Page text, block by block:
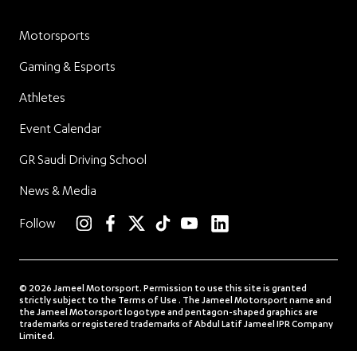
Motorsports
Gaming & Esports
Athletes
Event Calendar
GR Saudi Driving School
News & Media
Follow
© 2026 Jameel Motorsport. Permission to use this site is granted
strictly subject to the Terms of Use . The Jameel Motorsport name and
the Jameel Motorsport logotype and pentagon-shaped graphics are
trademarks or registered trademarks of Abdul Latif Jameel IPR Company
Limited.